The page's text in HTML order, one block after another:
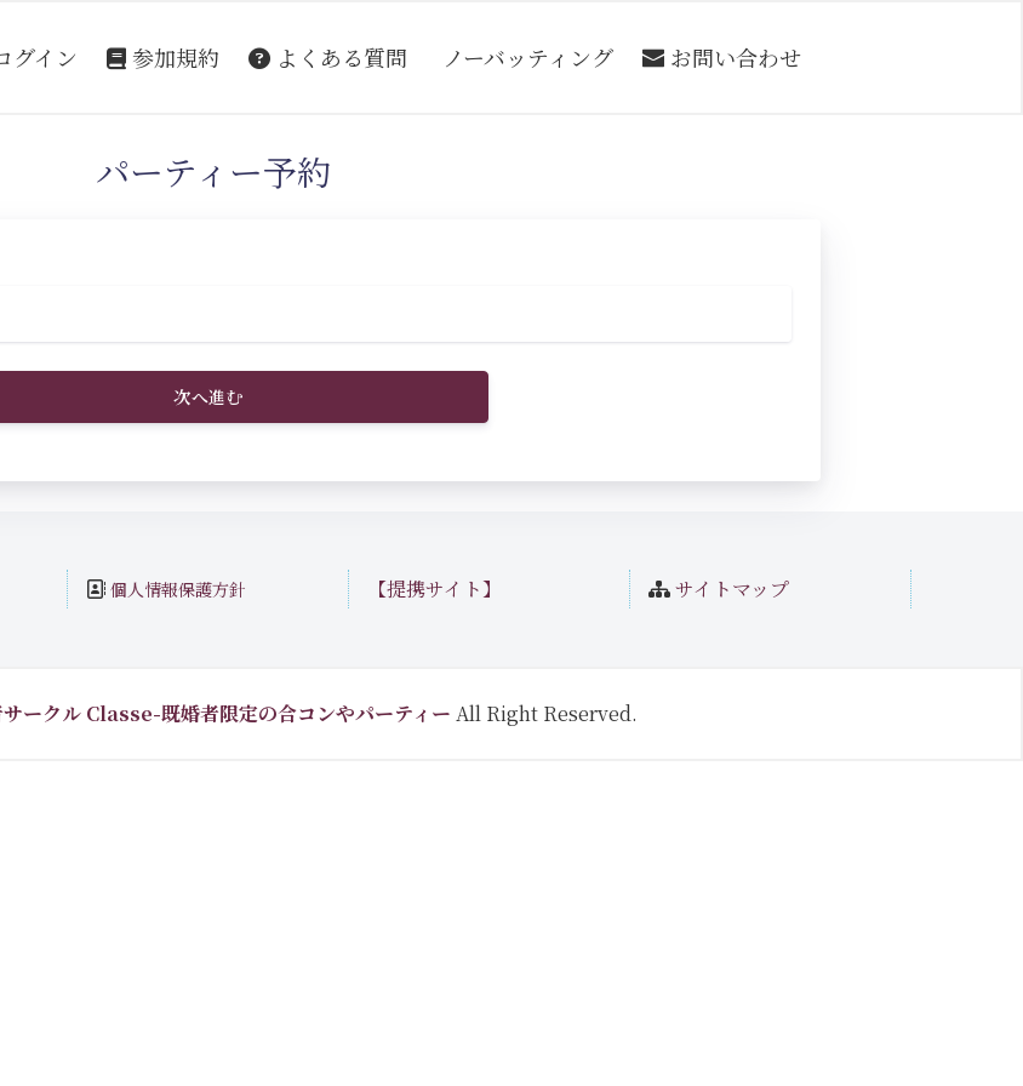
グイン 参加規約 よくある質問 ノーバッティング お問い合わせ
パーティー予約
次へ進む
個人情報保護方針 【提携サイト】 サイトマップ
ークル Classe-既婚者限定の合コンやパーティー All Right Reserved.